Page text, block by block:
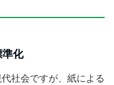
化
社会ですが、紙による